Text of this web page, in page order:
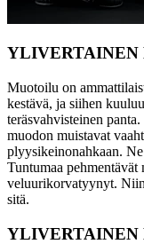
YLIVERTAINEN
Muotoilu on
kestävä, ja siihen
teräsvahvisteinen
muodon muistavat
plyysikeinonahkaan.
Tuntumaa
veluurikorvatyynyt. Niin
sitä.
YLIVERTAINEN